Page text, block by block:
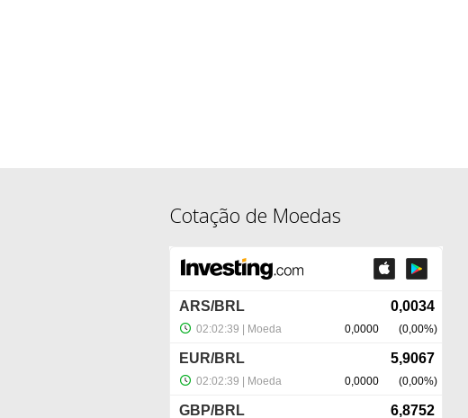
Cotação de Moedas